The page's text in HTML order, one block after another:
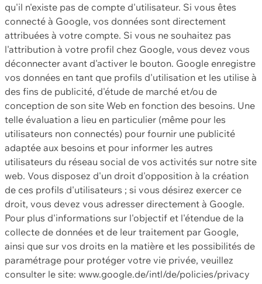
qu'il n'existe pas de compte d'utilisateur. Si vous êtes
connecté à Google, vos données sont directement
attribuées à votre compte. Si vous ne souhaitez pas
l'attribution à votre profil chez Google, vous devez vous
déconnecter avant d'activer le bouton. Google enregistre
vos données en tant que profils d'utilisation et les utilise à
des fins de publicité, d'étude de marché et/ou de
conception de son site Web en fonction des besoins. Une
telle évaluation a lieu en particulier (même pour les
utilisateurs non connectés) pour fournir une publicité
adaptée aux besoins et pour informer les autres
utilisateurs du réseau social de vos activités sur notre site
web. Vous disposez d'un droit d'opposition à la création
de ces profils d'utilisateurs ; si vous désirez exercer ce
droit, vous devez vous adresser directement à Google.
Pour plus d'informations sur l'objectif et l'étendue de la
collecte de données et de leur traitement par Google,
ainsi que sur vos droits en la matière et les possibilités de
paramétrage pour protéger votre vie privée, veuillez
consulter le site: www.google.de/intl/de/policies/privacy